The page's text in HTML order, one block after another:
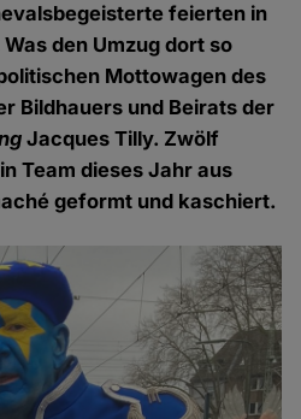
feierten in
den Umzug dort so
Mottowagen des
Bildhauers und Beirats der
Jacques Tilly. Zwölf
Team dieses Jahr aus
geformt und kaschiert.